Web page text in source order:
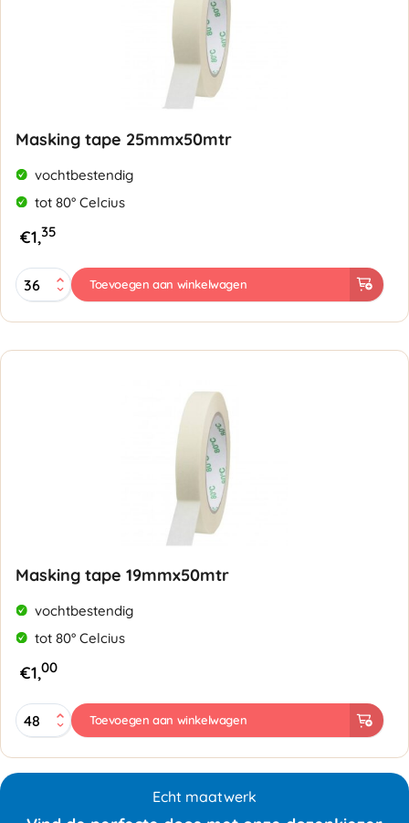
Masking tape 25mmx50mtr
vochtbestendig
tot 80° Celcius
€1,35
Masking
tape
aantal
Toevoegen aan winkelwagen
Masking tape 19mmx50mtr
vochtbestendig
tot 80° Celcius
€1,00
Masking
tape
Toevoegen aan winkelwagen
Echt maatwerk